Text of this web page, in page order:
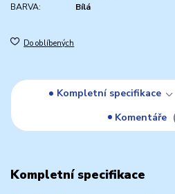
BARVA:
Bílá
Do oblíbených
Kompletní specifikace
Komentáře
Kompletní specifikace